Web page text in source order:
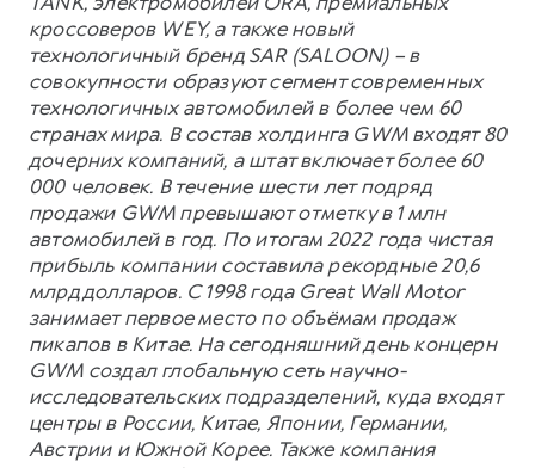
кроссоверов WEY, а также новый
технологичный бренд SAR (SALOON) – в
совокупности образуют сегмент современных
технологичных автомобилей в более чем 60
странах мира. В состав холдинга GWM входят 80
дочерних компаний, а штат включает более 60
000 человек. В течение шести лет подряд
продажи GWM превышают отметку в 1 млн
автомобилей в год. По итогам 2022 года чистая
прибыль компании составила рекордные 20,6
млрд долларов. С 1998 года Great Wall Motor
занимает первое место по объёмам продаж
пикапов в Китае. На сегодняшний день концерн
GWM создал глобальную сеть научно-
исследовательских подразделений, куда входят
центры в России, Китае, Японии, Германии,
Австрии и Южной Корее. Также компания